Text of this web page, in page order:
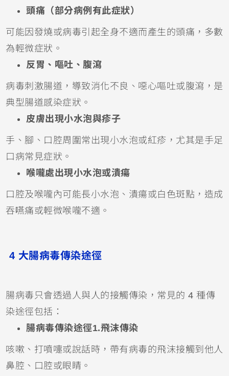
頭痛（部分病例有此症狀）
可能因發燒或病毒引起全身不適而產生的頭痛，多數
為輕微症狀。
反胃、嘔吐、腹瀉
病毒刺激腸道，導致消化不良、噁心嘔吐或腹瀉，是
典型腸道感染症狀。
皮膚出現小水泡與疹子
手、腳、口腔周圍常出現小水泡或紅疹，尤其是手足
口病常見症狀。
喉嚨處出現小水泡或潰瘍
口腔及喉嚨內可能長小水泡、潰瘍或白色斑點，造成
吞嚥痛或輕微喉嚨不適。
4 大腸病毒傳染途徑
腸病毒只會透過人與人的接觸傳染，常見的 4 種傳
染途徑包括：
腸病毒傳染途徑1.飛沫傳染
咳嗽、打噴嚏或說話時，帶有病毒的飛沫接觸到他人
鼻腔、口腔或眼睛。